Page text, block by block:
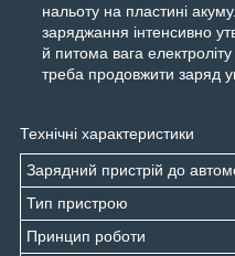
нальоту на пластині
заряджання інтенсивно
й питома вага електроліту
треба продовжити заряд
Технічні характеристики
Зарядний пристрій до
Тип пристрою
Принцип роботи